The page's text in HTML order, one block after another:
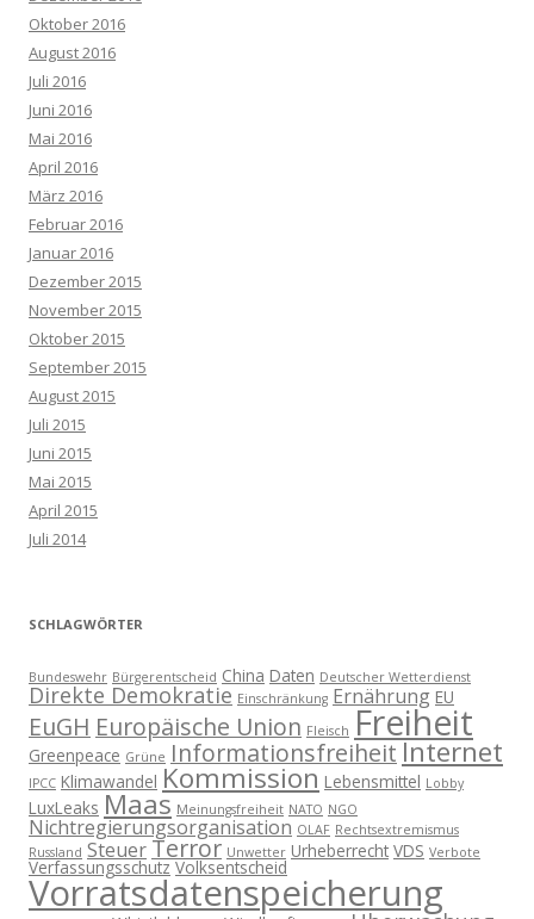
Oktober 2016
August 2016
Juli 2016
Juni 2016
Mai 2016
April 2016
März 2016
Februar 2016
Januar 2016
Dezember 2015
November 2015
Oktober 2015
September 2015
August 2015
Juli 2015
Juni 2015
Mai 2015
April 2015
Juli 2014
SCHLAGWÖRTER
Bundeswehr Bürgerentscheid China Daten Deutscher Wetterdienst
Direkte Demokratie Einschränkung Ernährung EU
EuGH Europäische Union Fleisch Freiheit
Greenpeace Grüne InformationsfreiheitInternet
IPCC Klimawandel Kommission Lebensmittel Lobby
LuxLeaks Maas Meinungsfreiheit NATO NGO
Nichtregierungsorganisation OLAF Rechtsextremismus
Russland SteuerTerror Unwetter Urheberrecht VDS Verbote
Verfassungsschutz Volksentscheid
Vorratsdatenspeicherung